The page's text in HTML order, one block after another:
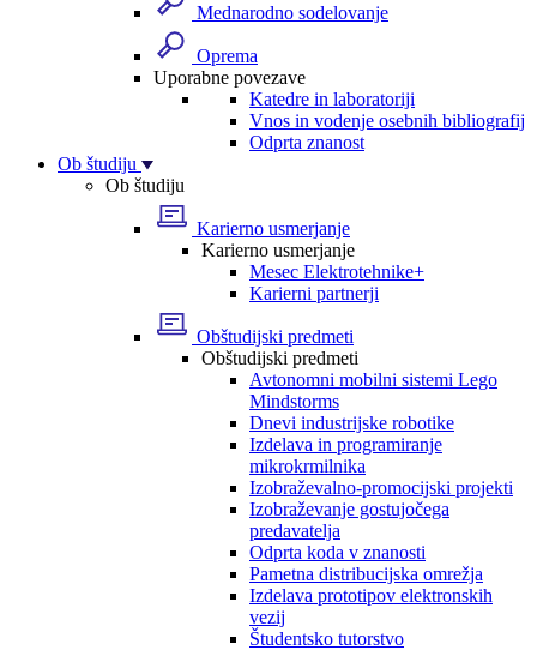
Mednarodno sodelovanje
Oprema
Uporabne povezave
Katedre in laboratoriji
Vnos in vodenje osebnih bibliografij
Odprta znanost
Ob študiju
Ob študiju
Karierno usmerjanje
Karierno usmerjanje
Mesec Elektrotehnike+
Karierni partnerji
Obštudijski predmeti
Obštudijski predmeti
Avtonomni mobilni sistemi Lego
Mindstorms
Dnevi industrijske robotike
Izdelava in programiranje
mikrokrmilnika
Izobraževalno-promocijski projekti
Izobraževanje gostujočega
predavatelja
Odprta koda v znanosti
Pametna distribucijska omrežja
Izdelava prototipov elektronskih
vezij
Študentsko tutorstvo